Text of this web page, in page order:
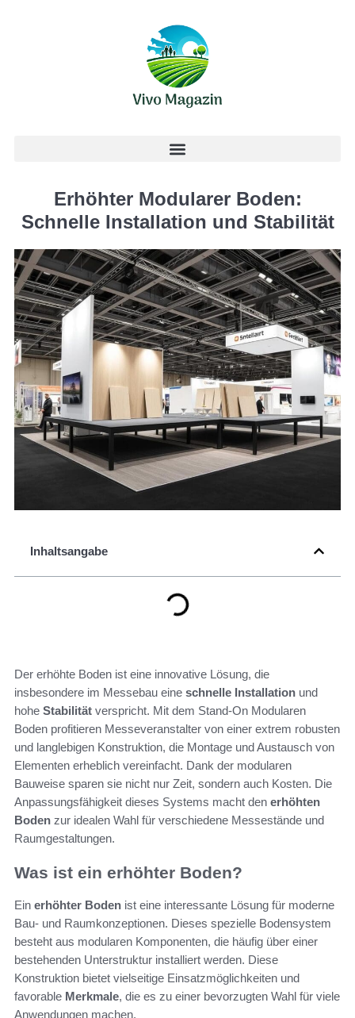
Erhöhter Modularer Boden:
Schnelle Installation und Stabilität
Inhaltsangabe
Der erhöhte Boden ist eine innovative Lösung, die
insbesondere im Messebau eine schnelle Installation und
hohe Stabilität verspricht. Mit dem Stand-On Modularen
Boden profitieren Messeveranstalter von einer extrem robusten
und langlebigen Konstruktion, die Montage und Austausch von
Elementen erheblich vereinfacht. Dank der modularen
Bauweise sparen sie nicht nur Zeit, sondern auch Kosten. Die
Anpassungsfähigkeit dieses Systems macht den erhöhten
Boden zur idealen Wahl für verschiedene Messestände und
Raumgestaltungen.
Was ist ein erhöhter Boden?
Ein erhöhter Boden ist eine interessante Lösung für moderne
Bau- und Raumkonzeptionen. Dieses spezielle Bodensystem
besteht aus modularen Komponenten, die häufig über einer
bestehenden Unterstruktur installiert werden. Diese
Konstruktion bietet vielseitige Einsatzmöglichkeiten und
favorable Merkmale, die es zu einer bevorzugten Wahl für viele
Anwendungen machen.